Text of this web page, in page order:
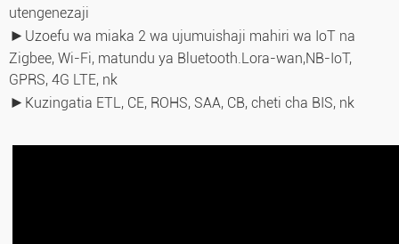
utengenezaji
► Uzoefu wa miaka 2 wa ujumuishaji mahiri wa IoT na
Zigbee, Wi-Fi, matundu ya Bluetooth.Lora-wan,NB-IoT,
GPRS, 4G LTE, nk
► Kuzingatia ETL, CE, ROHS, SAA, CB, cheti cha BIS, nk